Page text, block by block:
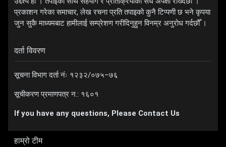
प्रकाशन गरेका समाचार, लेख रचना प्रति तपाइको कुनै टिप्पणी छ भने कृपया
जुन सुकै माध्यमबाट हामीलाई सम्प्रेशण गरीदिनुहुन विनम्र अनुरोध गर्दछौँ ।
दर्ता विवरण
सूचना विभाग दर्ता नंः १२३२/०७५–७६
सूचीकरण प्रमाणपत्र न.: १६०१
If you have any questions, Please Contact Us
हाम्रो टीम